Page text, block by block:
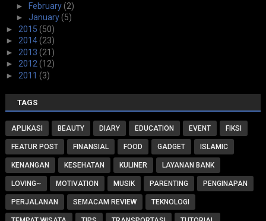
► February(2)
► January(5)
► 2015 (50)
► 2014(23)
► 2013 (21)
► 2012 (12)
► 2011 (3)
TAGS
APLIKASI BEAUTY DIARY EDUCATION EVENT FIKSI
FEATUR POST FINANSIAL FOOD GADGET ISLAMIC
KENANGAN KESEHATAN KULINER LAYANAN BANK
LOVING~ MOTIVATION MUSIK PARENTING PENGINAPAN
PERJALANAN SEMACAM REVIEW TEKNOLOGI